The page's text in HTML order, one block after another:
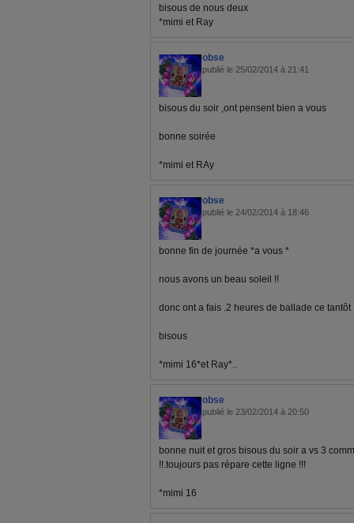
bisous de nous deux
*mimi et Ray
obse
publié le 25/02/2014 à 21:41
bisous du soir ,ont pensent bien a vous
bonne soirée
*mimi et RAy
obse
publié le 24/02/2014 à 18:46
bonne fin de journée *a vous *
nous avons un beau soleil !!
donc ont a fais .2 heures de ballade ce tantôt
bisous
*mimi 16*et Ray*..
obse
publié le 23/02/2014 à 20:50
bonne nuit et gros bisous du soir a vs 3
!!.toujours pas répare cette ligne !!!
*mimi 16